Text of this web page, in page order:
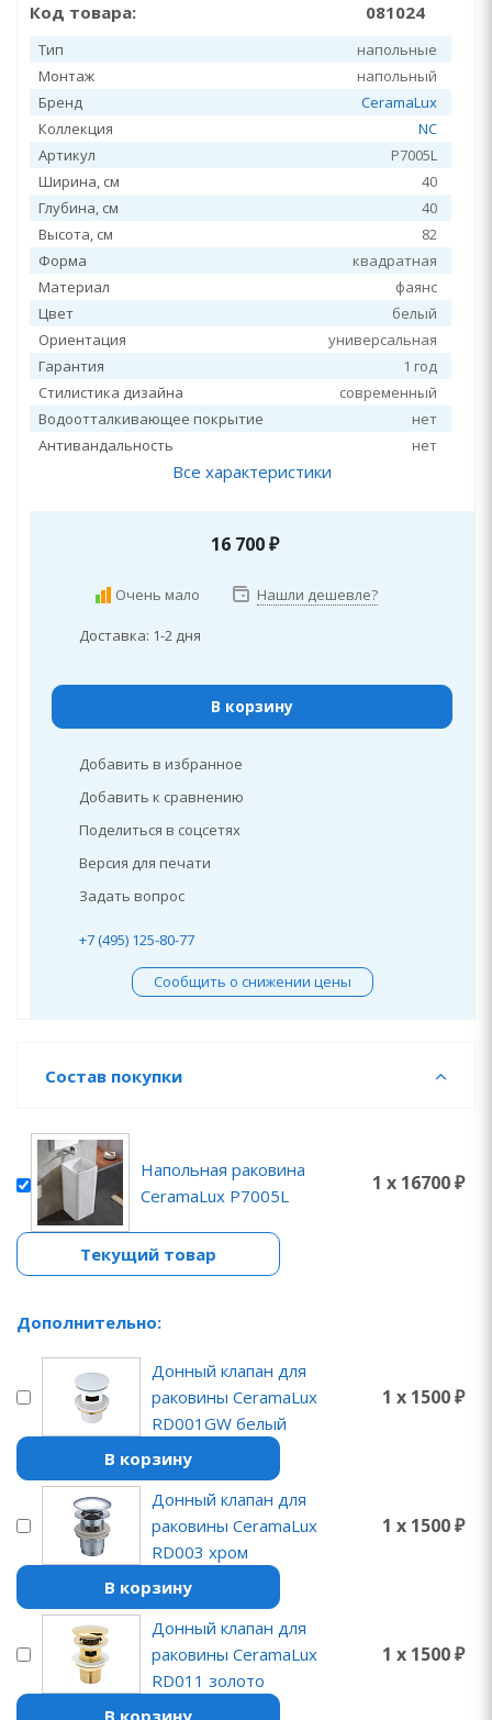
Код товара: 081024
Тип
напольные
Монтаж
напольный
Бренд
CeramaLux
Коллекция
NC
Артикул
P7005L
Ширина, см
40
Глубина, см
40
Высота, см
82
Форма
квадратная
Материал
фаянс
Цвет
белый
Ориентация
универсальная
Гарантия
1 год
Стилистика дизайна
современный
Водоотталкивающее покрытие
нет
Антивандальность
нет
Все характеристики
16 700₽
Очень мало Нашли дешевле?
Доставка: 1-2 дня
В корзину
Добавить в избранное
Добавить к сравнению
Поделиться в соцсетях
Версия для печати
Задать вопрос
+7 (495) 125-80-77
Сообщить о снижении цены
Состав покупки
Напольная раковина
CeramaLux P7005L
1 x 16700 ₽
Текущий товар
Дополнительно:
Донный клапан для
раковины CeramaLux
RD001GW белый
1 x 1500 ₽
В корзину
Донный клапан для
раковины CeramaLux
RD003 хром
1 x 1500 ₽
В корзину
Донный клапан для
раковины CeramaLux
RD011 золото
1 x 1500 ₽
В корзину